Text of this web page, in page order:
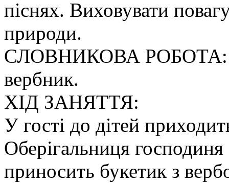
піснях. Виховувати
природи.
СЛОВНИКОВА РОБОТА:
вербник.
ХІД ЗАНЯТТЯ:
У гості до дітей
Оберігальниця
приносить букетик з